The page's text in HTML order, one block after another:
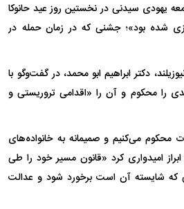
یهودی سیدنی در نخستین روز عید حانوکا
شده بود»؛ جشنی که در زمان حمله در
دکتر ابراهیم ابو محمد، در گفت‌و‌گو با
را محکوم و آن را «اقدامی تروریستی و
محکوم می‌کنیم و صمیمانه به خانواده‌های
امیدواری کرد «قانون مسیر خود را طی
که شایسته آن است برخورد شود و عدالت